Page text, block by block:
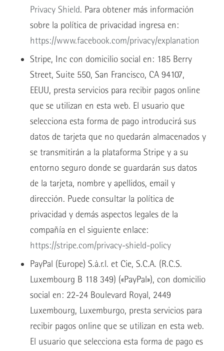
Privacy Shield. Para obtener más información
sobre la política de privacidad ingresa en:
https://www.facebook.com/privacy/explanation
Stripe, Inc con domicilio social en: 185 Berry
Street, Suite 550, San Francisco, CA 94107,
EEUU, presta servicios para recibir pagos online
que se utilizan en esta web. El usuario que
selecciona esta forma de pago introducirá sus
datos de tarjeta que no quedarán almacenados y
se transmitirán a la plataforma Stripe y a su
entorno seguro donde se guardarán sus datos
de la tarjeta, nombre y apellidos, email y
dirección. Puede consultar la política de
privacidad y demás aspectos legales de la
compañía en el siguiente enlace:
https://stripe.com/privacy-shield-policy
PayPal (Europe) S.à.r.l. et Cie, S.C.A. (R.C.S.
Luxembourg B 118 349) («PayPal»), con domicilio
social en: 22-24 Boulevard Royal, 2449
Luxembourg, Luxemburgo, presta servicios para
recibir pagos online que se utilizan en esta web.
El usuario que selecciona esta forma de pago es